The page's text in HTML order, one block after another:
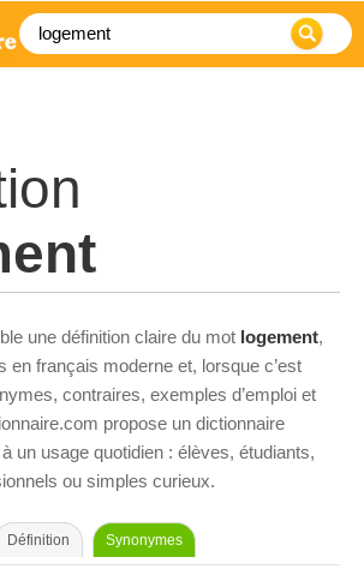
une définition claire du mot logement,
en français moderne et, lorsque c’est
contraires, exemples d’emploi et
propose un dictionnaire
un usage quotidien : élèves, étudiants,
ou simples curieux.
Définition Synonymes